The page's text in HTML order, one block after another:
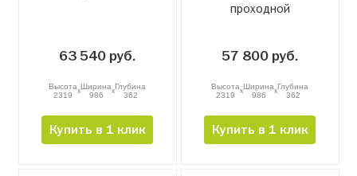
63 540 руб.
Высота
2319
xШирина
986
xГлубина
362
Купить в 1 клик
проходной
57 800 руб.
Высота
2319
xШирина
986
xГлубина
362
Купить в 1 клик